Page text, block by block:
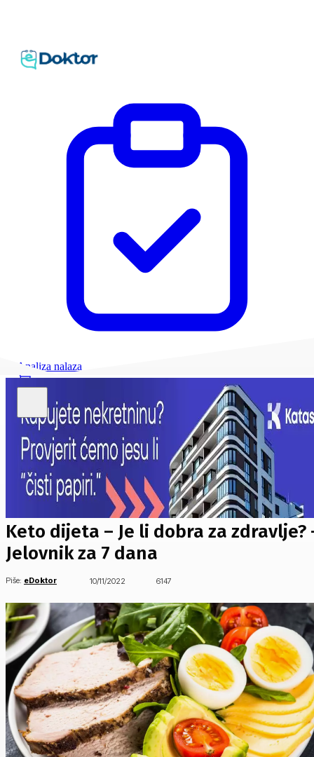
Analiza nalaza
Keto dijeta – Je li dobra za zdravlje?
Jelovnik za 7 dana
Piše: eDoktor 10/11/2022 6147